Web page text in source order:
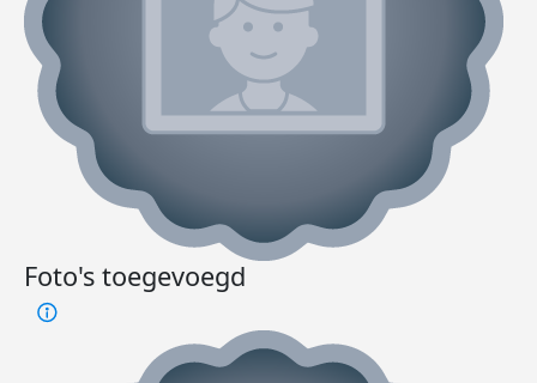
Foto's toegevoegd